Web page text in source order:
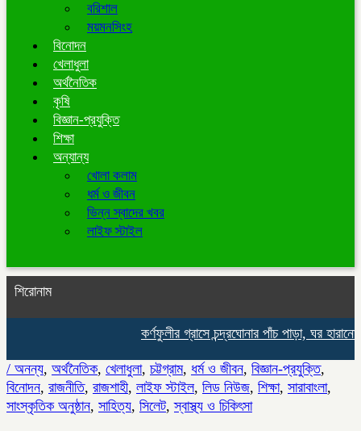
বরিশাল
ময়মনসিংহ
বিনোদন
খেলাধুলা
অর্থনৈতিক
কৃষি
বিজ্ঞান-প্রযুক্তি
শিক্ষা
অন্যান্য
খোলা কলাম
ধর্ম ও জীবন
ভিন্ন স্বাদের খবর
লাইফ স্টাইল
শিরোনাম
কর্ণফুলীর গ্রাসে চন্দ্রঘোনার পাঁচ পাড়া, ঘর হারানোর
/ অনন্য, অর্থনৈতিক, খেলাধুলা, চট্টগ্রাম, ধর্ম ও জীবন, বিজ্ঞান-প্রযুক্তি,
বিনোদন, রাজনীতি, রাজশাহী, লাইফ স্টাইল, লিড নিউজ, শিক্ষা, সারাবাংলা,
সাংস্কৃতিক অনুষ্ঠান, সাহিত্য, সিলেট,স্বাস্থ্য ও চিকিৎসা